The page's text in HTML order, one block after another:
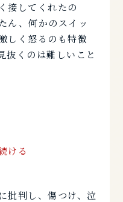
接してくれたの
ん、何かのスイッ
しく怒るのも特徴
抜くのは難しいこと
ける
批判し、傷つけ、泣